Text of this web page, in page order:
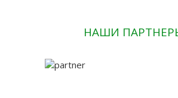
НАШИ